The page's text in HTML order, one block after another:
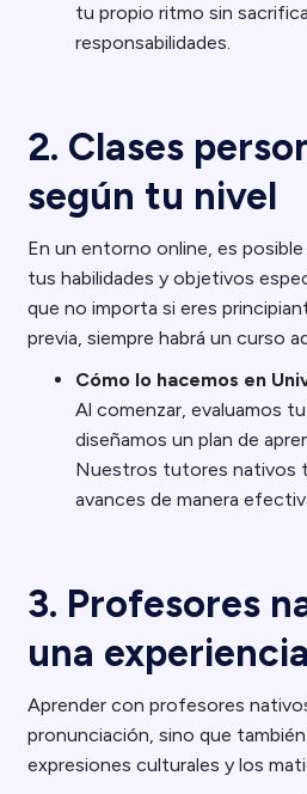
tu propio ritmo sin
responsabilidades.
2. Clases
según tu nivel
En un entorno online, es
tus habilidades y objetivos
que no importa si eres
previa, siempre habrá un curso
Cómo lo hacemos en
Al comenzar, evaluamos
diseñamos un plan de
Nuestros tutores nativos
avances de manera
3. Profesores
una
Aprender con profesores
pronunciación, sino que
expresiones culturales y los